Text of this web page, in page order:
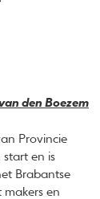
den Boezem
Provincie
en is
Brabantse
makers en